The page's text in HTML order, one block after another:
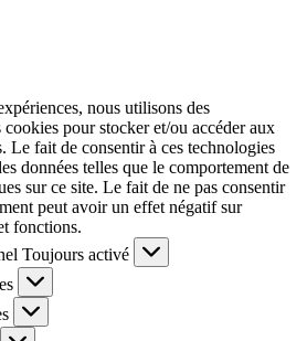
nous utilisons des
pour stocker et/ou accéder aux
Le fait de consentir à ces technologies
données telles que le comportement de
sur ce site. Le fait de ne pas consentir
peut avoir un effet négatif sur
fonctions.
Toujours activé